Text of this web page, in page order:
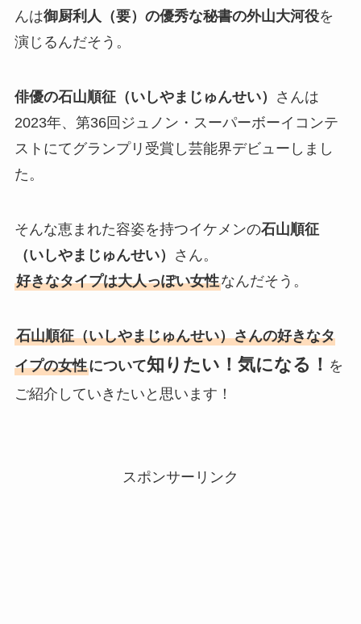
んは御厨利人（要）の優秀な秘書の外山大河役を
演じるんだそう。
俳優の石山順征（いしやまじゅんせい）
さんは
2023年、第36回ジュノン・スーパーボーイコンテ
ストにてグランプリ受賞し芸能界デビューしまし
た。
そんな恵まれた容姿を持つイケメンの石山順征
（いしやまじゅんせい）
さん。
好きなタイプは大人っぽい女性なんだそう。
石山順征（いしやまじゅんせい）さんの好きなタ
イプの女性について知りたい！気になる！ を
ご紹介していきたいと思います！
スポンサーリンク